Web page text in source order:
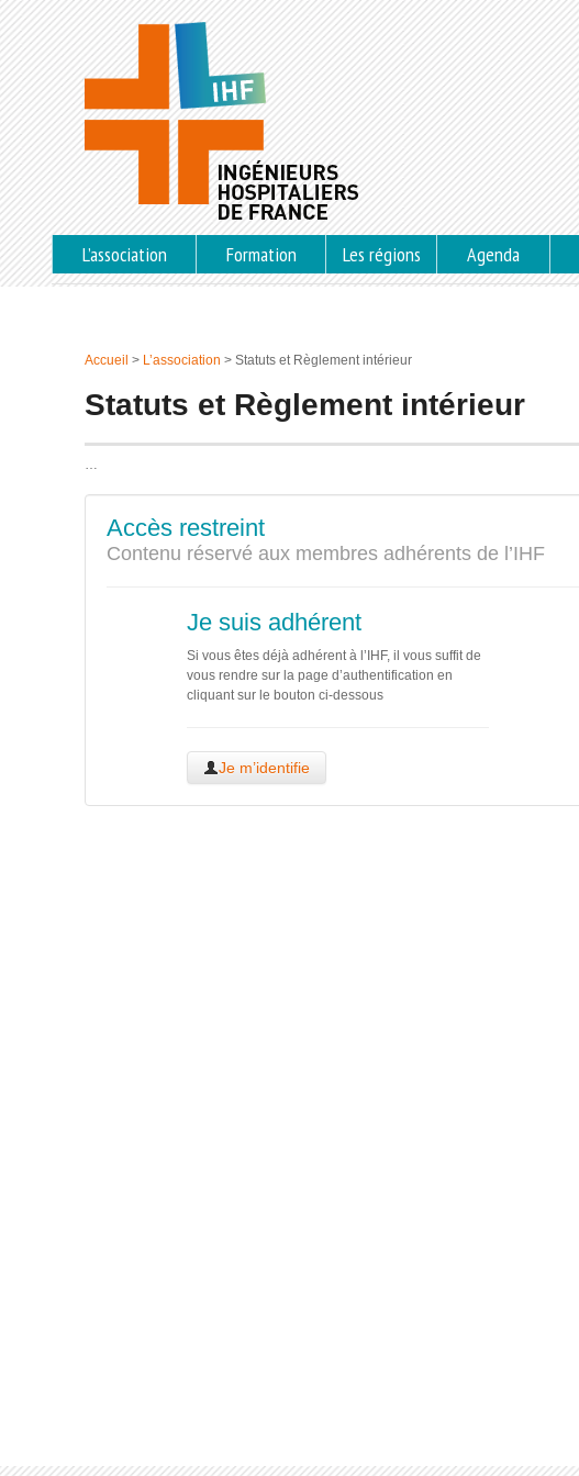
L’association Formation Les régions Agenda
Accueil > L’association >Statuts et Règlement intérieur
Statuts et Règlement intérieur
…
Accès restreint
Contenu réservé aux membres adhérents de l’IHF
Je suis adhérent
Si vous êtes déjà adhérent à l’IHF, il vous suffit de
vous rendre sur la page d’authentification en
cliquant sur le bouton ci-dessous
Je m’identifie